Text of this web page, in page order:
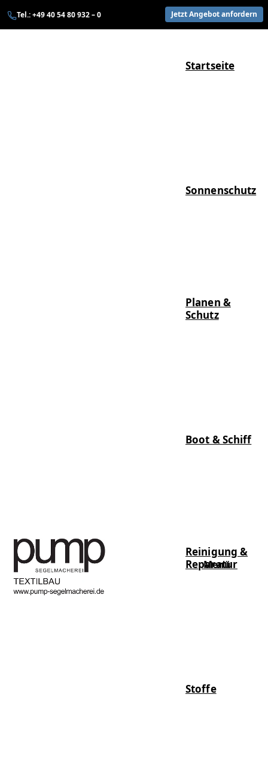
Tel.: +49 40 54 80 932 – 0 Jetzt Angebot anfordern
Inhalt
Menü
Startseite
Sonnenschutz
Planen &
Schutz
Boot & Schiff
Reinigung &
Reparatur
Stoffe